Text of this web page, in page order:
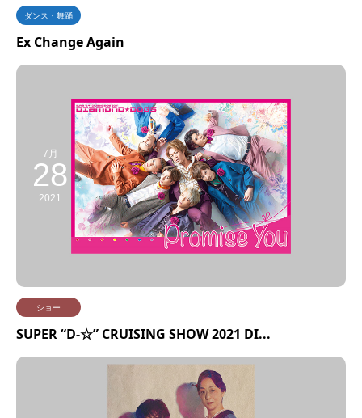
ダンス・舞踊
Ex Change Again
7月
28
2021
ショー
SUPER “D-☆” CRUISING SHOW 2021 DI...